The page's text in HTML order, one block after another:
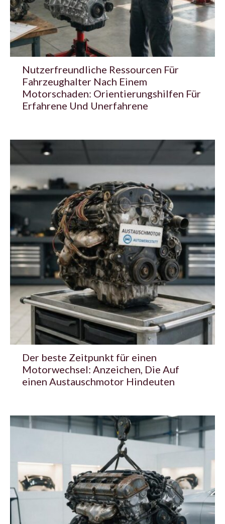
Nutzerfreundliche Ressourcen Für
Fahrzeughalter Nach Einem
Motorschaden: Orientierungshilfen Für
Erfahrene Und Unerfahrene
Der beste Zeitpunkt für einen
Motorwechsel: Anzeichen, Die Auf
einen Austauschmotor Hindeuten